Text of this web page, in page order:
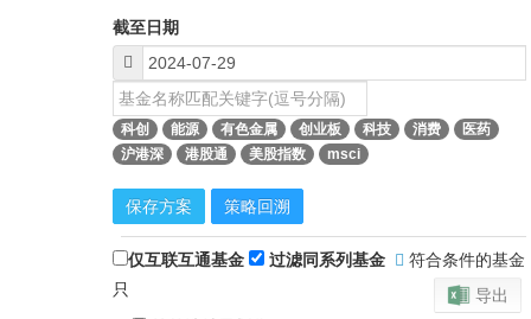
截至日期
科创 能源 有色金属 创业板 科技 消费
医药
沪港深
港股通 美股指数 msci
保存方案 策略回溯
仅互联互通基金 过滤同系列基金
符合条件的基金
只
导出